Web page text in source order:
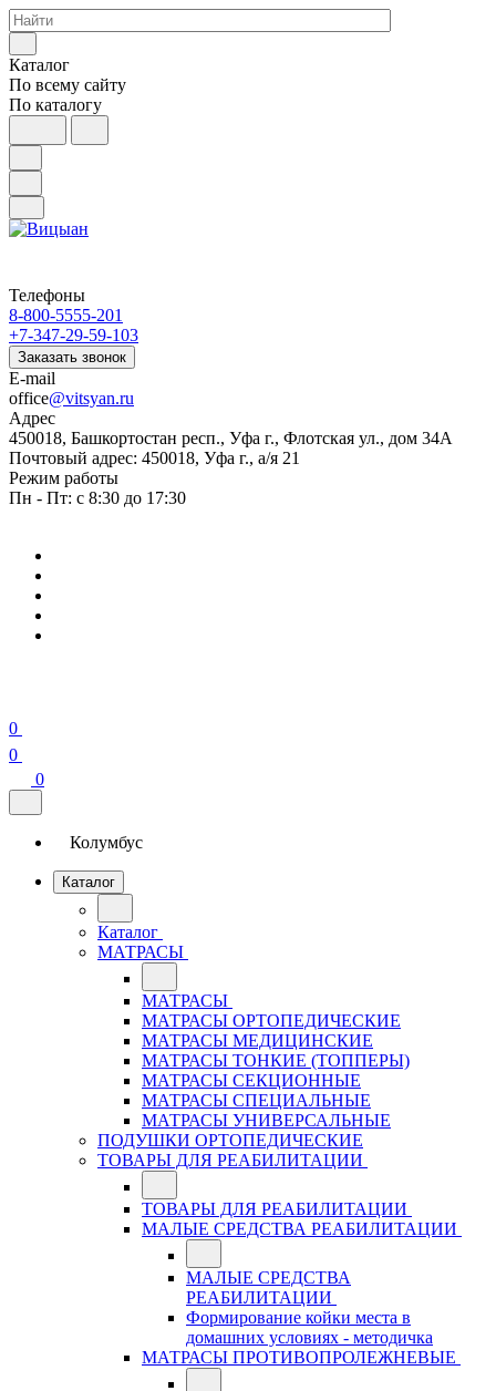
Каталог
По всему сайту
По каталогу
Телефоны
8-800-5555-201
+7-347-29-59-103
Заказать звонок
E-mail
office@vitsyan.ru
Адрес
450018, Башкортостан респ., Уфа г., Флотская ул., дом 34А
Почтовый адрес: 450018, Уфа г., а/я 21
Режим работы
Пн - Пт: с 8:30 до 17:30
0
0
0
Колумбус
Каталог
Каталог
МАТРАСЫ
МАТРАСЫ
МАТРАСЫ ОРТОПЕДИЧЕСКИЕ
МАТРАСЫ МЕДИЦИНСКИЕ
МАТРАСЫ ТОНКИЕ (ТОППЕРЫ)
МАТРАСЫ СЕКЦИОННЫЕ
МАТРАСЫ СПЕЦИАЛЬНЫЕ
МАТРАСЫ УНИВЕРСАЛЬНЫЕ
ПОДУШКИ ОРТОПЕДИЧЕСКИЕ
ТОВАРЫ ДЛЯ РЕАБИЛИТАЦИИ
ТОВАРЫ ДЛЯ РЕАБИЛИТАЦИИ
МАЛЫЕ СРЕДСТВА РЕАБИЛИТАЦИИ
МАЛЫЕ СРЕДСТВА
РЕАБИЛИТАЦИИ
Формирование койки места в
домашних условиях - методичка
МАТРАСЫ ПРОТИВОПРОЛЕЖНЕВЫЕ